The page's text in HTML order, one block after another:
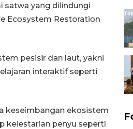
satwa yang dilindungi
Ecosystem Restoration
pesisir dan laut, yakni
interaktif seperti
keseimbangan ekosistem
kelestarian penyu seperti